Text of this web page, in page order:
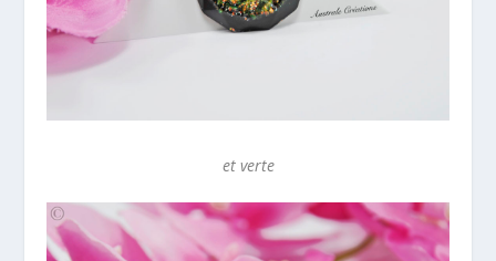
et verte